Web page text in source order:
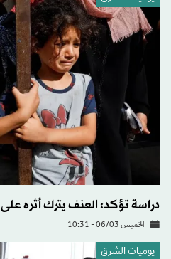
دراسة تؤكد: العنف يترك أثره على
الخميس 06/03 - 10:31
يوميات الشرق